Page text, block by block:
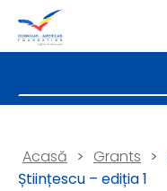
Acasă > Grants >
Științescu – ediția 1